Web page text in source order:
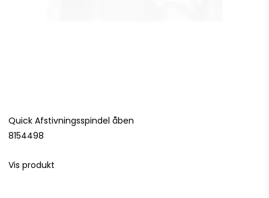
Quick Afstivningsspindel åben
8154498
Vis produkt